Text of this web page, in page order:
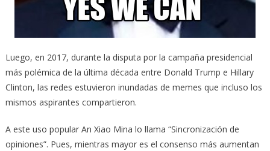
Luego, en 2017, durante la disputa por la campaña presidencial
más polémica de la última década entre Donald Trump e Hillary
Clinton, las redes estuvieron inundadas de memes que incluso los
mismos aspirantes compartieron.
A este uso popular An Xiao Mina lo llama “Sincronización de
opiniones”. Pues, mientras mayor es el consenso más aumentan